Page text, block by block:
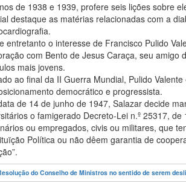
de 1938 e 1939, profere seis lições sobre
destaque as matérias relacionadas com a
entretanto o interesse de Francisco Pulido
com Bento de Jesus Caraça, seu
mais jovens.
ao final da II Guerra Mundial, Pulido
democrático e progressista.
de 14 de junho de 1947, Salazar decide
o famigerado Decreto-Lei n.º 25317,
ou empregados, civis ou militares, que
Política ou não dêem garantia de
do Conselho de Ministros no sentido de serem